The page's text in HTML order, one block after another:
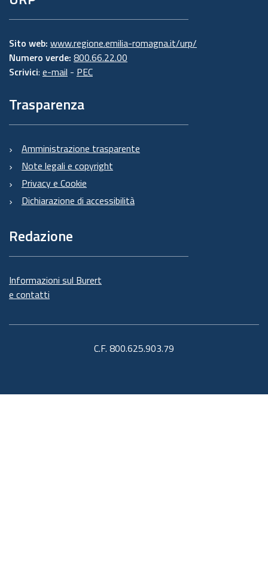
Sito web: www.regione.emilia-romagna.it/urp/
Numero verde: 800.66.22.00
Scrivici: e-mail - PEC
Trasparenza
Amministrazione trasparente
Note legali e copyright
Privacy e Cookie
Dichiarazione di accessibilità
Redazione
Informazioni sul Burert
e contatti
C.F. 800.625.903.79